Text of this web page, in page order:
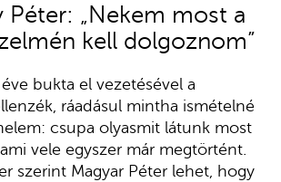
Péter: „Nekem most a
kell dolgoznom”
bukta el vezetésével a
ráadásul mintha ismételné
csupa olyasmit látunk most
vele egyszer már megtörtént.
szerint Magyar Péter lehet, hogy